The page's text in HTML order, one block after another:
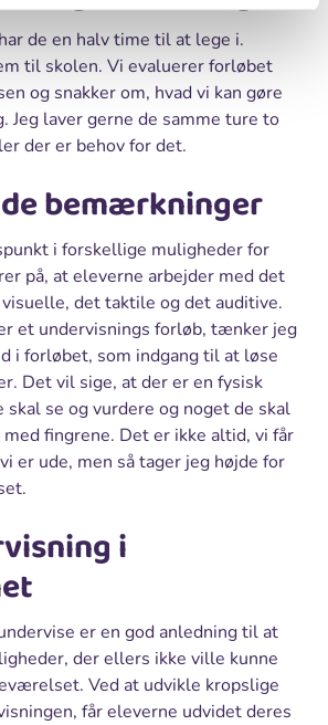
de en halv time til at lege i.
til skolen. Vi evaluerer forløbet
og snakker om, hvad vi kan gøre
Jeg laver gerne de samme ture to
der er behov for det.
bemærkninger
i forskellige muligheder for
på, at eleverne arbejder med det
det taktile og det auditive.
et undervisnings forløb, tænker jeg
i forløbet, som indgang til at løse
Det vil sige, at der er en fysisk
se og vurdere og noget de skal
fingrene. Det er ikke altid, vi får
er ude, men så tager jeg højde for
i
er en god anledning til at
der ellers ikke ville kunne
Ved at udvikle kropslige
får eleverne udvidet deres